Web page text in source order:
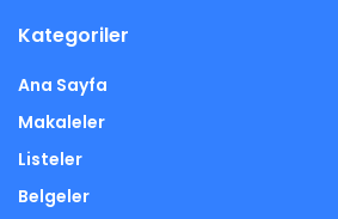
Kategoriler
Ana Sayfa
Makaleler
Listeler
Belgeler